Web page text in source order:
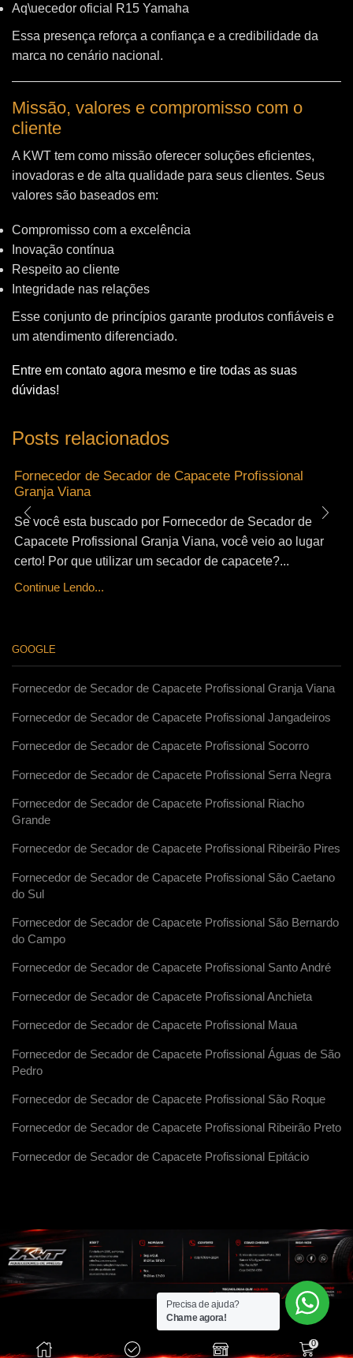
Aq\uecedor oficial R15 Yamaha
Essa presença reforça a confiança e a credibilidade da
marca no cenário nacional.
Missão, valores e compromisso com o
cliente
A KWT tem como missão oferecer soluções eficientes,
inovadoras e de alta qualidade para seus clientes. Seus
valores são baseados em:
Compromisso com a excelência
Inovação contínua
Respeito ao cliente
Integridade nas relações
Esse conjunto de princípios garante produtos confiáveis e
um atendimento diferenciado.
Entre em contato agora mesmo e tire todas as suas
dúvidas!
Posts relacionados
Fornecedor de Secador de Capacete Profissional
Granja Viana
Se você esta buscado por Fornecedor de Secador de
Capacete Profissional Granja Viana, você veio ao lugar
certo! Por que utilizar um secador de capacete?...
Continue Lendo...
GOOGLE
Fornecedor de Secador de Capacete Profissional Granja Viana
Fornecedor de Secador de Capacete Profissional Jangadeiros
Fornecedor de Secador de Capacete Profissional Socorro
Fornecedor de Secador de Capacete Profissional Serra Negra
Fornecedor de Secador de Capacete Profissional Riacho
Grande
Fornecedor de Secador de Capacete Profissional Ribeirão Pires
Fornecedor de Secador de Capacete Profissional São Caetano
do Sul
Fornecedor de Secador de Capacete Profissional São Bernardo
do Campo
Fornecedor de Secador de Capacete Profissional Santo André
Fornecedor de Secador de Capacete Profissional Anchieta
Fornecedor de Secador de Capacete Profissional Maua
Fornecedor de Secador de Capacete Profissional Águas de São
Pedro
Fornecedor de Secador de Capacete Profissional São Roque
Fornecedor de Secador de Capacete Profissional Ribeirão Preto
Fornecedor de Secador de Capacete Profissional Epitácio
0
Precisa de ajuda?
Chame agora!